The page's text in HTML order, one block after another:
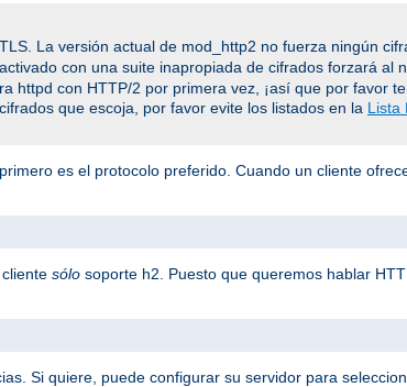
La versión actual de mod_http2 no fuerza ningún
activado con una suite inapropiada de cifrados forzará al
httpd con HTTP/2 por primera vez, ¡así que por favor
que escoja, por favor evite los listados en la Lista
es el protocolo preferido. Cuando un cliente
sólo soporte h2. Puesto que queremos hablar
Si quiere, puede configurar su servidor para